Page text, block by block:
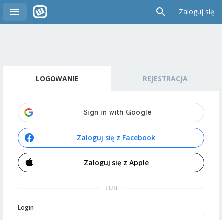
Zaloguj się
LOGOWANIE REJESTRACJA
Zaloguj się z Facebook
Zaloguj się z Apple
LUB
Login